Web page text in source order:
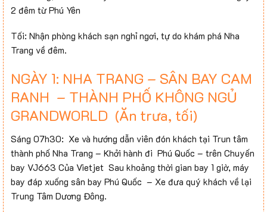
2 đêm từ Phú Yên
Tối: Nhận phòng khách sạn nghỉ ngơi, tự do khám phá Nha
Trang về đêm.
NGÀY 1: NHA TRANG – SÂN BAY CAM
RANH – THÀNH PHỐ KHÔNG NGỦ
GRANDWORLD (Ăn trưa, tối)
Sáng 07h30: Xe và hướng dẫn viên đón khách tại Trun tâm
thành phố Nha Trang – Khởi hành đi Phú Quốc – trên Chuyến
bay VJ663 Của Vietjet Sau khoảng thời gian bay 1 giờ, máy
bay đáp xuống sân bay Phú Quốc – Xe đưa quý khách về lại
Trung Tâm Dương Đông.